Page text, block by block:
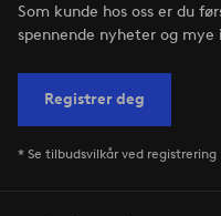
Som kunde hos oss er du
spennende nyheter og mye
Registrer deg
* Se tilbudsvilkår ved registrering